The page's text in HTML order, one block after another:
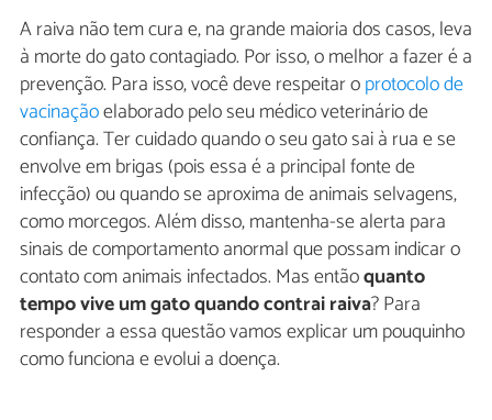
A raiva não tem cura e, na grande maioria dos casos, leva
à morte do gato contagiado. Por isso, o melhor a fazer é a
prevenção. Para isso, você deve respeitar oprotocolo de
vacinaçãoelaborado pelo seu médico veterinário de
confiança. Ter cuidado quando o seu gato sai à rua e se
envolve em brigas (pois essa é a principal fonte de
infecção) ou quando se aproxima de animais selvagens,
como morcegos. Além disso, mantenha-se alerta para
sinais de comportamento anormal que possam indicar o
contato com animais infectados. Mas entãoquanto
tempo vive um gato quando contrai raiva? Para
responder a essa questão vamos explicar um pouquinho
como funciona e evolui a doença.